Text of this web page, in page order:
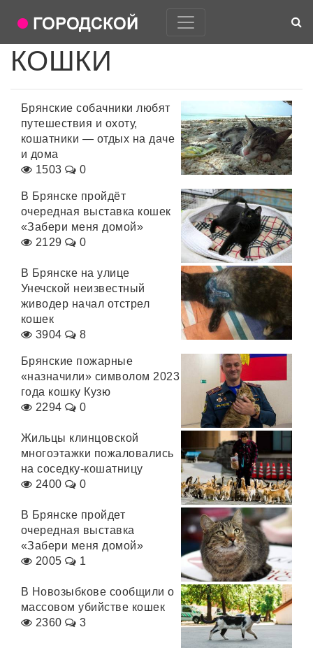
КОШКИ
Брянские собачники любят
путешествия и охоту,
кошатники — отдых на даче
и дома
1503
0
В Брянске пройдёт
очередная выставка кошек
«Забери меня домой»
2129
0
В Брянске на улице
Унечской неизвестный
живодер начал отстрел
кошек
3904
8
Брянские пожарные
«назначили» символом 2023
года кошку Кузю
2294
0
Жильцы клинцовской
многоэтажки пожаловались
на соседку-кошатницу
2400
0
В Брянске пройдет
очередная выставка
«Забери меня домой»
2005
1
В Новозыбкове сообщили о
массовом убийстве кошек
2360
3